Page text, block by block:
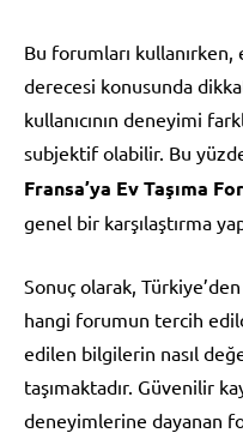
Bu forumları
derecesi konusunda
kullanıcının deneyimi
subjektif olabilir. Bu
Fransa’ya Ev Taşıma
genel bir karşılaştırma
Sonuç olarak,
hangi forumun tercih
edilen bilgilerin nasıl
taşımaktadır. Güvenilir
deneyimlerine dayanan